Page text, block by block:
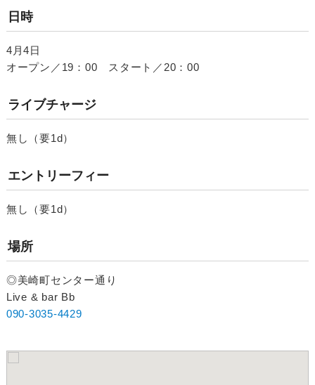
日時
4月4日
オープン／19：00 スタート／20：00
ライブチャージ
無し（要1d）
エントリーフィー
無し（要1d）
場所
◎美崎町センター通り
Live & bar Bb
090-3035-4429